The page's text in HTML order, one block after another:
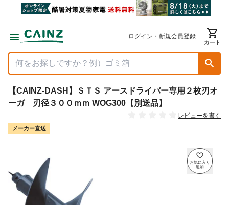
ログイン・新規会員登録
カート
【CAINZ-DASH】ＳＴＳ アースドライバー専用２枚刃オ
ーガ 刃径３００ｍｍ WOG300【別送品】
レビューを書く
メーカー直送